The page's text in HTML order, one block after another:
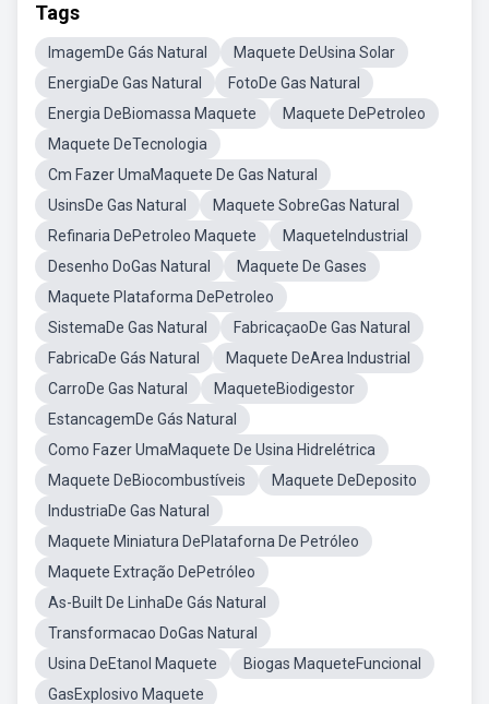
Tags
ImagemDe Gás Natural
Maquete DeUsina Solar
EnergiaDe Gas Natural
FotoDe Gas Natural
Energia DeBiomassa Maquete
Maquete DePetroleo
Maquete DeTecnologia
Cm Fazer UmaMaquete De Gas Natural
UsinsDe Gas Natural
Maquete SobreGas Natural
Refinaria DePetroleo Maquete
MaqueteIndustrial
Desenho DoGas Natural
Maquete De Gases
Maquete Plataforma DePetroleo
SistemaDe Gas Natural
FabricaçaoDe Gas Natural
FabricaDe Gás Natural
Maquete DeArea Industrial
CarroDe Gas Natural
MaqueteBiodigestor
EstancagemDe Gás Natural
Como Fazer UmaMaquete De Usina Hidrelétrica
Maquete DeBiocombustíveis
Maquete DeDeposito
IndustriaDe Gas Natural
Maquete Miniatura DePlataforna De Petróleo
Maquete Extração DePetróleo
As-Built De LinhaDe Gás Natural
Transformacao DoGas Natural
Usina DeEtanol Maquete
Biogas MaqueteFuncional
GasExplosivo Maquete